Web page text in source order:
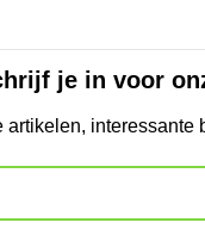
je in voor